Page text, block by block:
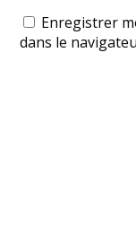
Enregistrer
dans le